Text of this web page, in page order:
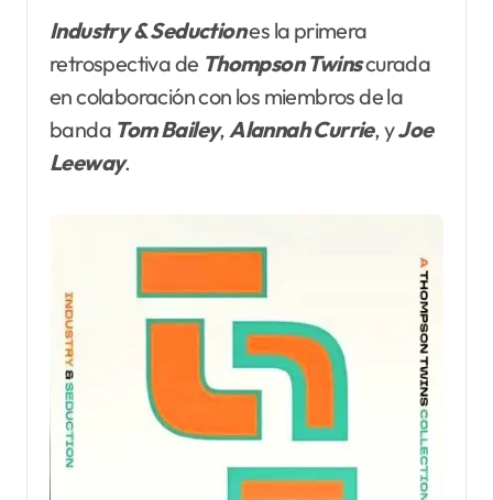
Industry & Seductiones la primera
retrospectiva de Thompson Twinscurada
en colaboración con los miembros de la
banda Tom Bailey,Alannah Currie, yJoe
Leeway.